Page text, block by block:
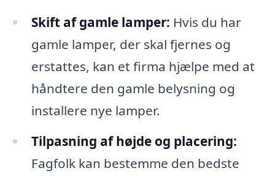
Skift af gamle lamper: Hvis du har
gamle lamper, der skal fjernes og
erstattes, kan et firma hjælpe med at
håndtere den gamle belysning og
installere nye lamper.
Tilpasning af højde og placering:
Fagfolk kan bestemme den bedste